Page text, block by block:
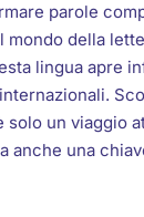
parole
mondo della
lingua apre
solo un viaggio
anche una